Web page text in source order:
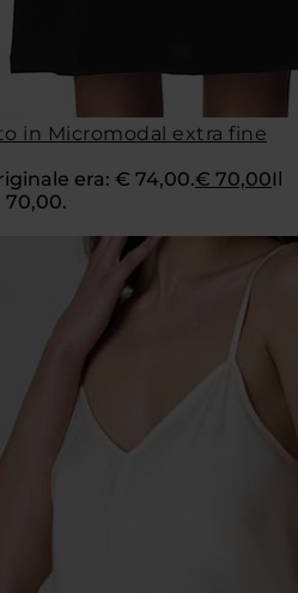
in Micromodal extra fine
era: € 74,00.€ 70,00Il
70,00.